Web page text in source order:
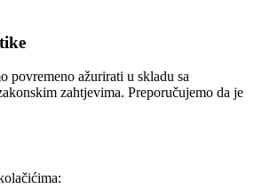
povremeno ažurirati u skladu sa
zahtjevima. Preporučujemo da je